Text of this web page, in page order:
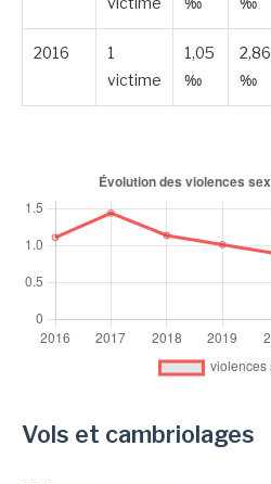
2016
1
victime
1,05
‰
2,86
‰
Vols et cambriolages